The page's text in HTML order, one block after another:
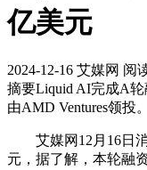
亿美元
2024-12-16 艾媒网 阅
摘要Liquid AI完成A
由AMD Ventures领投。
艾媒网12月16日消
元，据了解，本轮融